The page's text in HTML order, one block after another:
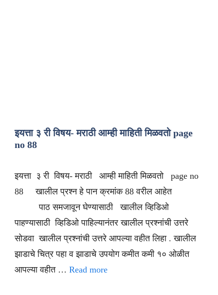
इयत्ता ३ री विषय- मराठी आम्ही माहिती मिळवतो page
no 88
इयत्ता ३ री विषय- मराठी आम्ही माहिती मिळवतो page no
88 खालील प्रश्न हे पान क्रमांक 88 वरील आहेत
पाठ समजावून घेण्यासाठी खालील व्हिडिओ
पाहण्यासाठी व्हिडिओ पाहिल्यानंतर खालील प्रश्नांची उत्तरे
सोडवा खालील प्रश्नांची उत्तरे आपल्या वहीत लिहा . खालील
झाडाचे चित्र पहा व झाडाचे उपयोग कमीत कमी १० ओळीत
आपल्या वहीत … Read more